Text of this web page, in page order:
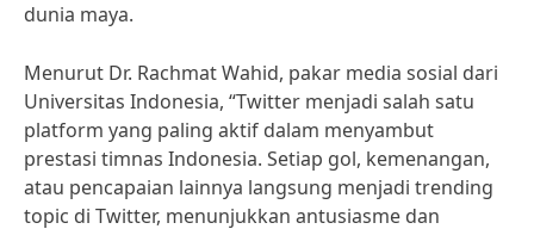
dunia maya.
Menurut Dr. Rachmat Wahid, pakar media sosial dari
Universitas Indonesia, “Twitter menjadi salah satu
platform yang paling aktif dalam menyambut
prestasi timnas Indonesia. Setiap gol, kemenangan,
atau pencapaian lainnya langsung menjadi trending
topic di Twitter, menunjukkan antusiasme dan